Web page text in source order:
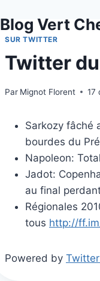
au
contenu
Blog Vert
SUR TWITTER
Twitter
Par Mignot Florent 17
Sarkozy fâché
bourdes du
Napoleon:
Jadot:
au final
Régionales
tous http://
Powered by